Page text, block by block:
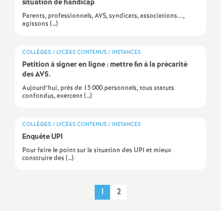
é
r
l
n
situation de handicap
Parents, professionnels, AVS, syndicats, associations...,
agissons (…)
COLLÈGES / LYCÉES CONTENUS / INSTANCES
Petition à signer en ligne : mettre fin à la précarité
des AVS.
Aujourd’hui, près de 15 000 personnels, tous statuts
confondus, exercent (…)
COLLÈGES / LYCÉES CONTENUS / INSTANCES
Enquête UPI
Pour faire le point sur la situation des UPI et mieux
construire des (…)
1 2